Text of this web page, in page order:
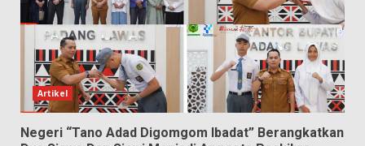
Artikel
Negeri “Tano Adad Digomgom Ibadat” Berangkatkan